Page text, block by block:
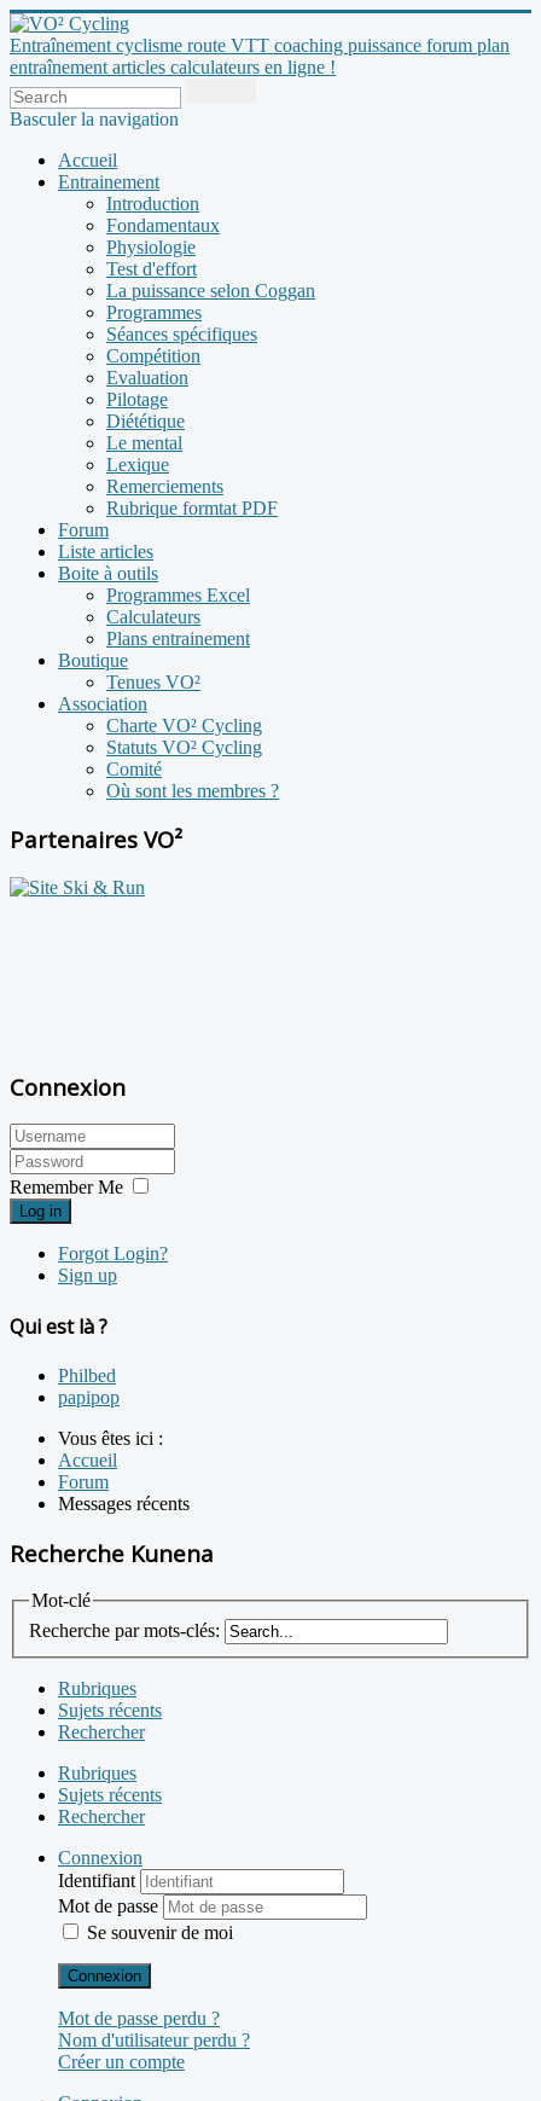
Entraînement cyclisme route VTT coaching puissance forum plan
entraînement articles calculateurs en ligne !
Basculer la navigation
Accueil
Entrainement
Introduction
Fondamentaux
Physiologie
Test d'effort
La puissance selon Coggan
Programmes
Séances spécifiques
Compétition
Evaluation
Pilotage
Diététique
Le mental
Lexique
Remerciements
Rubrique formtat PDF
Forum
Liste articles
Boite à outils
Programmes Excel
Calculateurs
Plans entrainement
Boutique
Tenues VO²
Association
Charte VO² Cycling
Statuts VO² Cycling
Comité
Où sont les membres ?
Partenaires VO²
Connexion
Remember Me
Log in
Forgot Login?
Sign up
Qui est là ?
Philbed
papipop
Vous êtes ici :
Accueil
Forum
Messages récents
Recherche Kunena
Mot-clé
Recherche par mots-clés:
Rubriques
Sujets récents
Rechercher
Rubriques
Sujets récents
Rechercher
Connexion
Identifiant
Mot de passe
Se souvenir de moi
Connexion
Mot de passe perdu ?
Nom d'utilisateur perdu ?
Créer un compte